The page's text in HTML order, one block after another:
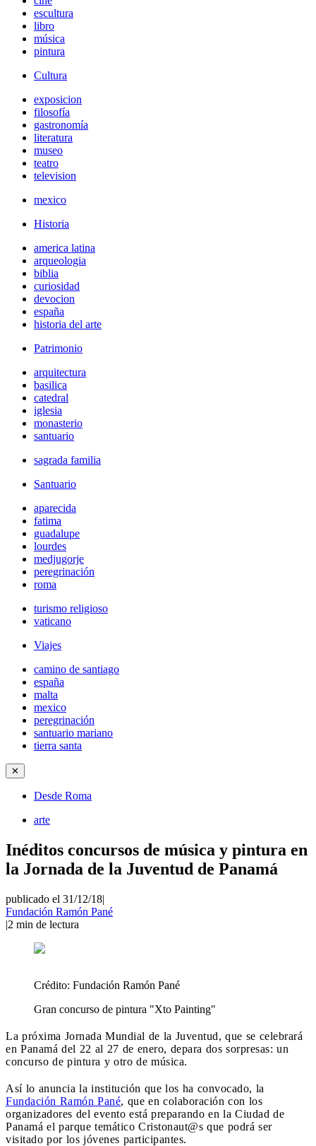
escultura
libro
música
pintura
Cultura
exposicion
filosofía
gastronomía
literatura
museo
teatro
television
mexico
Historia
america latina
arqueologia
biblia
curiosidad
devocion
españa
historia del arte
Patrimonio
arquitectura
basilica
catedral
iglesia
monasterio
santuario
sagrada familia
Santuario
aparecida
fatima
guadalupe
lourdes
medjugorje
peregrinación
roma
turismo religioso
vaticano
Viajes
camino de santiago
españa
malta
mexico
peregrinación
santuario mariano
tierra santa
✕
Desde Roma
arte
Inéditos concursos de música y pintura en
la Jornada de la Juventud de Panamá
publicado el 31/12/18|
Fundación Ramón Pané
|2 min de lectura
Crédito: Fundación Ramón Pané
Gran concurso de pintura "Xto Painting"
La próxima Jornada Mundial de la Juventud, que se celebrará
en Panamá del 22 al 27 de enero, depara dos sorpresas: un
concurso de pintura y otro de música.
Así lo anuncia la institución que los ha convocado, la
Fundación Ramón Pané, que en colaboración con los
organizadores del evento está preparando en la Ciudad de
Panamá el parque temático Cristonaut@s que podrá ser
visitado por los jóvenes participantes.